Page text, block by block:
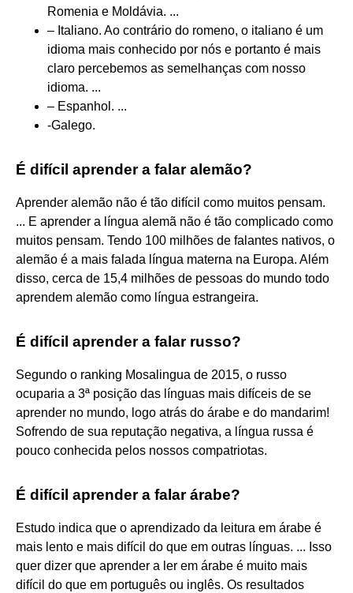
Romenia e Moldávia. ...
– Italiano. Ao contrário do romeno, o italiano é um
idioma mais conhecido por nós e portanto é mais
claro percebemos as semelhanças com nosso
idioma. ...
– Espanhol. ...
-Galego.
É difícil aprender a falar alemão?
Aprender alemão não é tão difícil como muitos pensam.
... E aprender a língua alemã não é tão complicado como
muitos pensam. Tendo 100 milhões de falantes nativos, o
alemão é a mais falada língua materna na Europa. Além
disso, cerca de 15,4 milhões de pessoas do mundo todo
aprendem alemão como língua estrangeira.
É difícil aprender a falar russo?
Segundo o ranking Mosalingua de 2015, o russo
ocuparia a 3ª posição das línguas mais difíceis de se
aprender no mundo, logo atrás do árabe e do mandarim!
Sofrendo de sua reputação negativa, a língua russa é
pouco conhecida pelos nossos compatriotas.
É difícil aprender a falar árabe?
Estudo indica que o aprendizado da leitura em árabe é
mais lento e mais difícil do que em outras línguas. ... Isso
quer dizer que aprender a ler em árabe é muito mais
difícil do que em português ou inglês. Os resultados